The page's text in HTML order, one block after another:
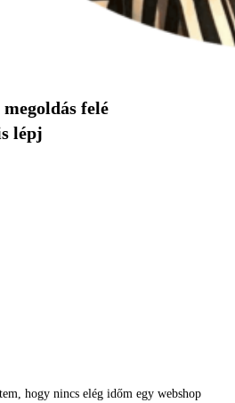
felé
lépj
hogy nincs elég időm egy webshop